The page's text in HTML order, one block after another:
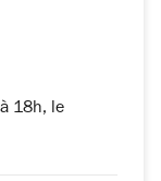
18h, le